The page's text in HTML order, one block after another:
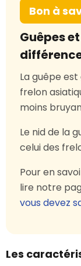
Bon à
Guêpes
La guêpe
frelon
moins
Le nid de la
celui des
Pour en
lire notre
vous devez
Les